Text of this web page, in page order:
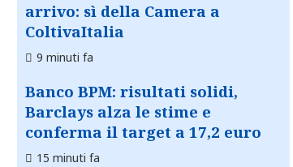
arrivo: sì della Camera a
ColtivaItalia
9 minuti fa
Banco BPM: risultati solidi,
Barclays alza le stime e
conferma il target a 17,2 euro
15 minuti fa